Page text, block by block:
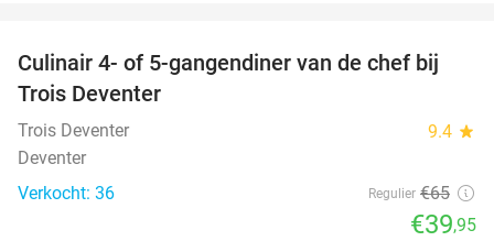
39%
Culinair 4- of 5-gangendiner van de chef bij
Trois Deventer
Trois Deventer 9.4 star
Deventer
Verkocht: 36
Regulier €65
€39,95